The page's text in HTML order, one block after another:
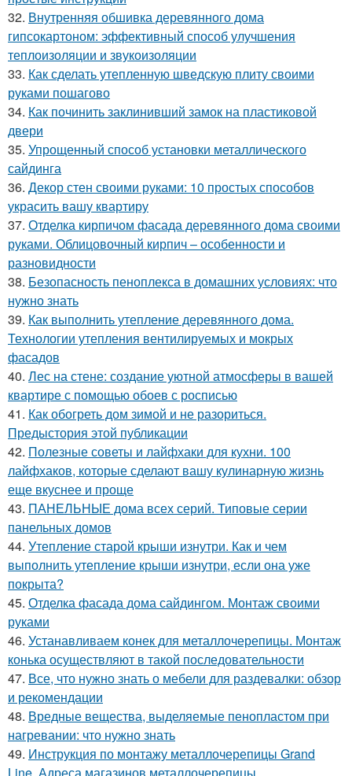
32. Внутренняя обшивка деревянного дома
гипсокартоном: эффективный способ улучшения
теплоизоляции и звукоизоляции
33. Как сделать утепленную шведскую плиту своими
руками пошагово
34. Как починить заклинивший замок на пластиковой
двери
35. Упрощенный способ установки металлического
сайдинга
36. Декор стен своими руками: 10 простых способов
украсить вашу квартиру
37. Отделка кирпичом фасада деревянного дома своими
руками. Облицовочный кирпич – особенности и
разновидности
38. Безопасность пеноплекса в домашних условиях: что
нужно знать
39. Как выполнить утепление деревянного дома.
Технологии утепления вентилируемых и мокрых
фасадов
40. Лес на стене: создание уютной атмосферы в вашей
квартире с помощью обоев с росписью
41. Как обогреть дом зимой и не разориться.
Предыстория этой публикации
42. Полезные советы и лайфхаки для кухни. 100
лайфхаков, которые сделают вашу кулинарную жизнь
еще вкуснее и проще
43. ПАНЕЛЬНЫЕ дома всех серий. Типовые серии
панельных домов
44. Утепление старой крыши изнутри. Как и чем
выполнить утепление крыши изнутри, если она уже
покрыта?
45. Отделка фасада дома сайдингом. Монтаж своими
руками
46. Устанавливаем конек для металлочерепицы. Монтаж
конька осуществляют в такой последовательности
47. Все, что нужно знать о мебели для раздевалки: обзор
и рекомендации
48. Вредные вещества, выделяемые пенопластом при
нагревании: что нужно знать
49. Инструкция по монтажу металлочерепицы Grand